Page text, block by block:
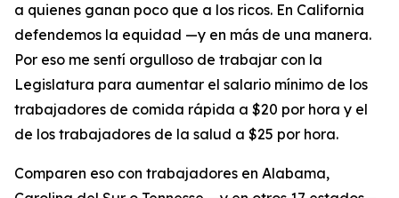
a quienes ganan poco que a los ricos. En California
defendemos la equidad —y en más de una manera.
Por eso me sentí orgulloso de trabajar con la
Legislatura para aumentar el salario mínimo de los
trabajadores de comida rápida a $20 por hora y el
de los trabajadores de la salud a $25 por hora.
Comparen eso con trabajadores en Alabama,